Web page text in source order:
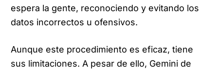
espera la gente, reconociendo y evitando los
datos incorrectos u ofensivos.
Aunque este procedimiento es eficaz, tiene
sus limitaciones. A pesar de ello, Gemini de